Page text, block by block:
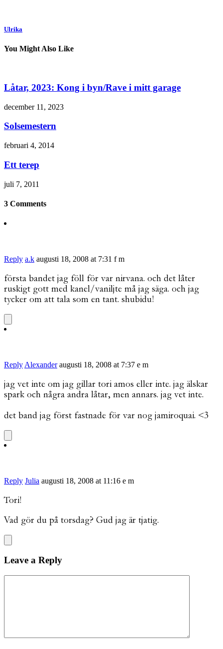
Ulrika
You Might Also Like
Låtar, 2023: Kong i byn/Rave i mitt garage
december 11, 2023
Solsemestern
februari 4, 2014
Ett terep
juli 7, 2011
3 Comments
Reply a.k augusti 18, 2008 at 7:31 f m
första bandet jag föll för var nirvana. och det låter
ruskigt gott med kanel/vaniljte må jag säga. och jag
tycker om att tala som en tant. shubidu!
Reply Alexander augusti 18, 2008 at 7:37 e m
jag vet inte om jag gillar tori amos eller inte. jag älskar
spark och några andra låtar, men annars. jag vet inte.
det band jag först fastnade för var nog jamiroquai. <3
Reply Julia augusti 18, 2008 at 11:16 e m
Tori!
Vad gör du på torsdag? Gud jag är tjatig.
Leave a Reply